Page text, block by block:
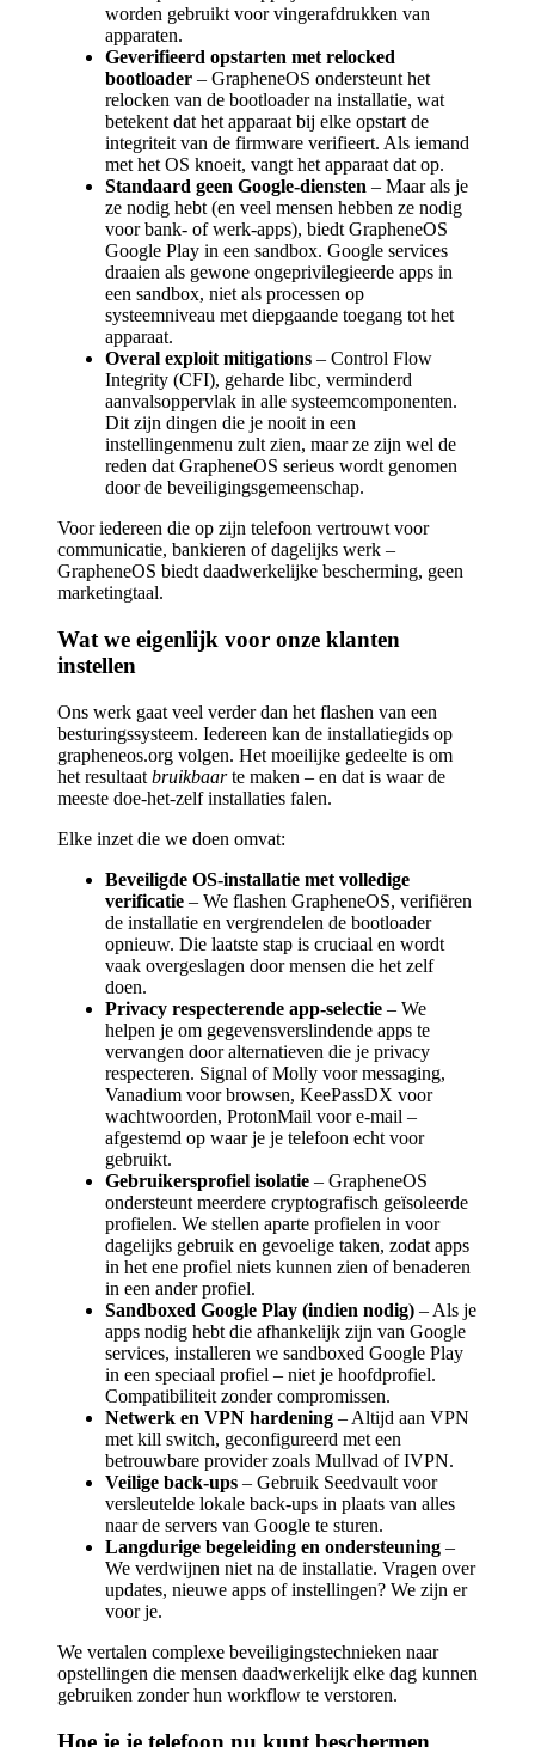
worden gebruikt voor vingerafdrukken van
apparaten.
Geverifieerd opstarten met relocked
bootloader – GrapheneOS ondersteunt het
relocken van de bootloader na installatie, wat
betekent dat het apparaat bij elke opstart de
integriteit van de firmware verifieert. Als iemand
met het OS knoeit, vangt het apparaat dat op.
Standaard geen Google-diensten – Maar als je
ze nodig hebt (en veel mensen hebben ze nodig
voor bank- of werk-apps), biedt GrapheneOS
Google Play in een sandbox. Google services
draaien als gewone ongeprivilegieerde apps in
een sandbox, niet als processen op
systeemniveau met diepgaande toegang tot het
apparaat.
Overal exploit mitigations – Control Flow
Integrity (CFI), geharde libc, verminderd
aanvalsoppervlak in alle systeemcomponenten.
Dit zijn dingen die je nooit in een
instellingenmenu zult zien, maar ze zijn wel de
reden dat GrapheneOS serieus wordt genomen
door de beveiligingsgemeenschap.
Voor iedereen die op zijn telefoon vertrouwt voor
communicatie, bankieren of dagelijks werk –
GrapheneOS biedt daadwerkelijke bescherming, geen
marketingtaal.
Wat we eigenlijk voor onze klanten
instellen
Ons werk gaat veel verder dan het flashen van een
besturingssysteem. Iedereen kan de installatiegids op
grapheneos.org volgen. Het moeilijke gedeelte is om
het resultaat bruikbaarte maken – en dat is waar de
meeste doe-het-zelf installaties falen.
Elke inzet die we doen omvat:
Beveiligde OS-installatie met volledige
verificatie – We flashen GrapheneOS, verifiëren
de installatie en vergrendelen de bootloader
opnieuw. Die laatste stap is cruciaal en wordt
vaak overgeslagen door mensen die het zelf
doen.
Privacy respecterende app-selectie – We
helpen je om gegevensverslindende apps te
vervangen door alternatieven die je privacy
respecteren. Signal of Molly voor messaging,
Vanadium voor browsen, KeePassDX voor
wachtwoorden, ProtonMail voor e-mail –
afgestemd op waar je je telefoon echt voor
gebruikt.
Gebruikersprofiel isolatie – GrapheneOS
ondersteunt meerdere cryptografisch geïsoleerde
profielen. We stellen aparte profielen in voor
dagelijks gebruik en gevoelige taken, zodat apps
in het ene profiel niets kunnen zien of benaderen
in een ander profiel.
Sandboxed Google Play (indien nodig) – Als je
apps nodig hebt die afhankelijk zijn van Google
services, installeren we sandboxed Google Play
in een speciaal profiel – niet je hoofdprofiel.
Compatibiliteit zonder compromissen.
Netwerk en VPN hardening – Altijd aan VPN
met kill switch, geconfigureerd met een
betrouwbare provider zoals Mullvad of IVPN.
Veilige back-ups – Gebruik Seedvault voor
versleutelde lokale back-ups in plaats van alles
naar de servers van Google te sturen.
Langdurige begeleiding en ondersteuning –
We verdwijnen niet na de installatie. Vragen over
updates, nieuwe apps of instellingen? We zijn er
voor je.
We vertalen complexe beveiligingstechnieken naar
opstellingen die mensen daadwerkelijk elke dag kunnen
gebruiken zonder hun workflow te verstoren.
Hoe je je telefoon nu kunt beschermen